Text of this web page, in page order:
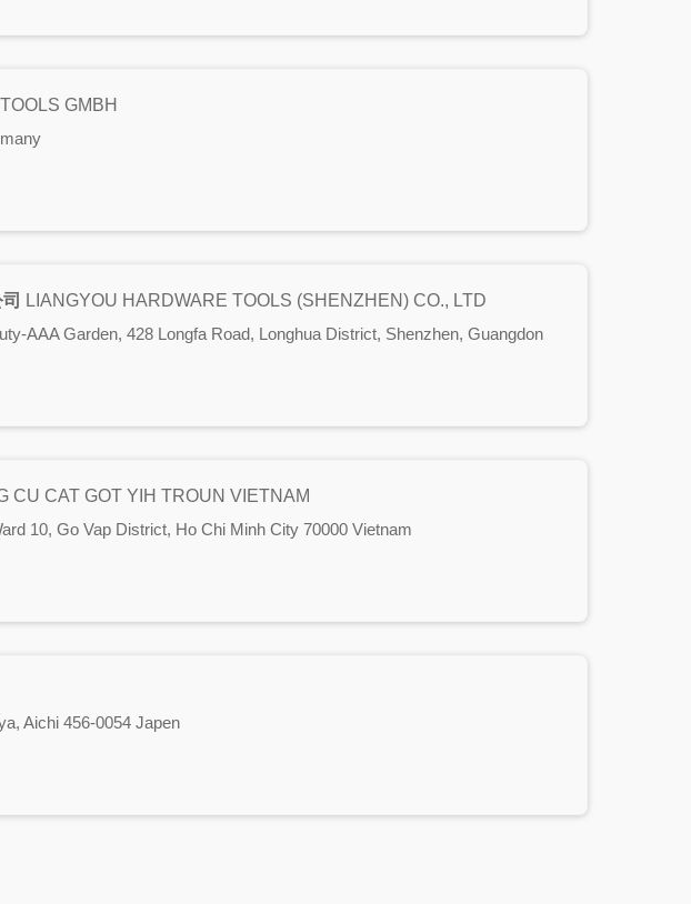
for Drilling
UFO Family System: T-slot /
GMBH
LIANGYOU HARDWARE TOOLS (SHENZHEN) CO., LTD
AAA Garden, 428 Longfa Road, Longhua District, Shenzhen, Guangdon
CU CAT GOT YIH TROUN VIETNAM
10, Go Vap District, Ho Chi Minh City 70000 Vietnam
Aichi 456-0054 Japen